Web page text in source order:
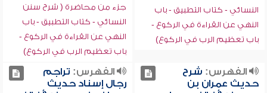
النسائي - كتاب التطبيق - باب
النهي عن القراءة في الركوع -
باب تعظيم الرب في الركوع)
جزء من محاضرة ( شرح سنن
النسائي - كتاب التطبيق - باب
النهي عن القراءة في الركوع -
باب تعظيم الرب في الركوع)
الفهرس: شرح
حديث عمران بن
الفهرس: تراجم
رجال إسناد حديث